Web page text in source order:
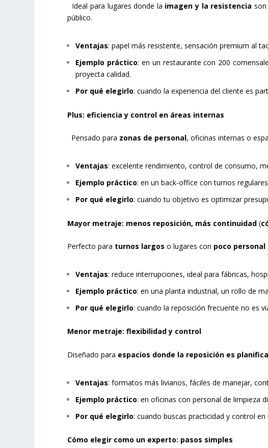
Ideal para lugares donde la imagen y la resistencia
público.
Ventajas: papel más resistente, sensación premium al
Ejemplo práctico: en un restaurante con 200
proyecta calidad.
Por qué elegirlo: cuando la experiencia del cliente es
Plus: eficiencia y control en áreas internas
Pensado para zonas de personal, oficinas internas o
Ventajas: excelente rendimiento, control de consumo,
Ejemplo práctico: en un back-office con turnos
Por qué elegirlo: cuando tu objetivo es optimizar
Mayor metraje: menos reposición, más continuidad (
Perfecto para turnos largos o lugares con poco
Ventajas: reduce interrupciones, ideal para fábricas,
Ejemplo práctico: en una planta industrial, un rollo de
Por qué elegirlo: cuando la reposición frecuente no es
Menor metraje: flexibilidad y control
Diseñado para espacios donde la reposición es
Ventajas: formatos más livianos, fáciles de manejar,
Ejemplo práctico: en oficinas con personal de limpieza
Por qué elegirlo: cuando buscas practicidad y control
Cómo elegir como un experto: pasos simples